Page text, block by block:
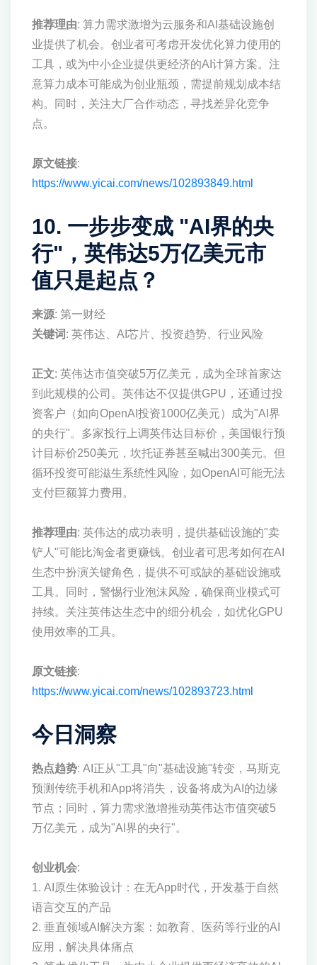
推荐理由: 算力需求激增为云服务和AI基础设施创
业提供了机会。创业者可考虑开发优化算力使用的
工具，或为中小企业提供更经济的AI计算方案。注
意算力成本可能成为创业瓶颈，需提前规划成本结
构。同时，关注大厂合作动态，寻找差异化竞争
点。
原文链接:
https://www.yicai.com/news/102893849.html
10. 一步步变成 "AI界的央
行"，英伟达5万亿美元市
值只是起点？
来源: 第一财经
关键词 : 英伟达、AI芯片、投资趋势、行业风险
正文: 英伟达市值突破5万亿美元，成为全球首家达
到此规模的公司。英伟达不仅提供GPU，还通过投
资客户（如向OpenAI投资1000亿美元）成为"AI界
的央行"。多家投行上调英伟达目标价，美国银行预
计目标价250美元，坎托证券甚至喊出300美元。但
循环投资可能滋生系统性风险，如OpenAI可能无法
支付巨额算力费用。
推荐理由: 英伟达的成功表明，提供基础设施的"卖
铲人"可能比淘金者更赚钱。创业者可思考如何在AI
生态中扮演关键角色，提供不可或缺的基础设施或
工具。同时，警惕行业泡沫风险，确保商业模式可
持续。关注英伟达生态中的细分机会，如优化GPU
使用效率的工具。
原文链接:
https://www.yicai.com/news/102893723.html
今日洞察
热点趋势: AI正从"工具"向"基础设施"转变，马斯克
预测传统手机和App将消失，设备将成为AI的边缘
节点；同时，算力需求激增推动英伟达市值突破5
万亿美元，成为"AI界的央行"。
创业机会:
1. AI原生体验设计：在无App时代，开发基于自然
语言交互的产品
2. 垂直领域AI解决方案：如教育、医药等行业的AI
应用，解决具体痛点